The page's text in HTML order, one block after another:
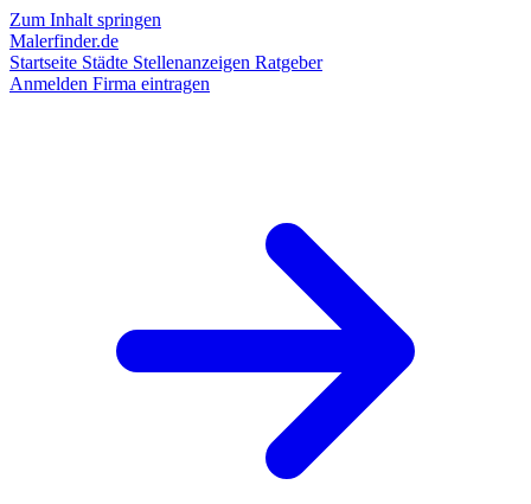
Zum Inhalt springen
Malerfinder.de
Startseite Städte Stellenanzeigen Ratgeber
Anmelden Firma eintragen